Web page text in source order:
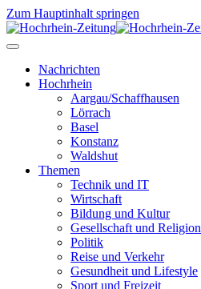
Zum Hauptinhalt springen
Nachrichten
Hochrhein
Aargau/Schaffhausen
Lörrach
Basel
Konstanz
Waldshut
Themen
Technik und IT
Wirtschaft
Bildung und Kultur
Gesellschaft und Religion
Politik
Reise und Verkehr
Gesundheit und Lifestyle
Sport und Freizeit